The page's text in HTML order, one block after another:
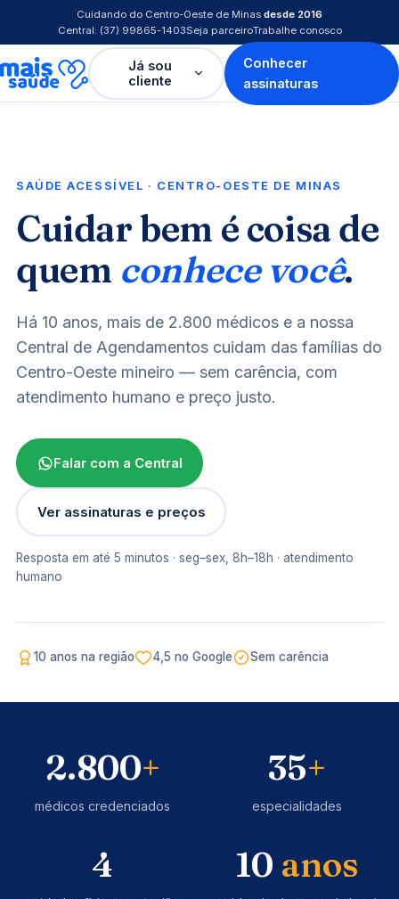
Cuidando do Centro-Oeste de Minas desde 2016
Central: (37) 99865-1403Seja parceiroTrabalhe conosco
Já sou
cliente
Conhecer
assinaturas
SAÚDE ACESSÍVEL · CENTRO-OESTE DE MINAS
Cuidar bem é coisa de
quem conhece você.
Há 10 anos, mais de 2.800 médicos e a nossa
Central de Agendamentos cuidam das famílias do
Centro-Oeste mineiro — sem carência, com
atendimento humano e preço justo.
Falar com a Central
Ver assinaturas e preços
Resposta em até 5 minutos · seg–sex, 8h–18h · atendimento
humano
10 anos na região 4,5 no Google Sem carência
para atender você aqui na sua cidade,
Central Mais Saúde · resposta em 5 min
2.800+
médicos credenciados
35+
especialidades
4 10 anos